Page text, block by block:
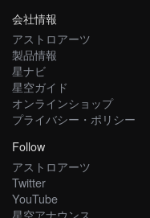
会社情報
アストロアーツ
製品情報
星ナビ
星空ガイド
オンラインショップ
プライバシー・ポリシー
Follow
アストロアーツ
Twitter
YouTube
星空アナウンス